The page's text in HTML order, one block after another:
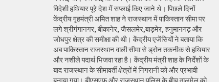
विदेशी हथियार पूरे देश में सप्लाई किए जाने थे। पिछले दिनों
केंद्रीय गृहमंत्री अमित शाह ने राजस्थान में पाकिस्तान सीमा पर
लगे श्रीगंगानगर, बीकानेर, जैसलमेर,बाड़मेर, हनुमानगढ़ और
जोधपुर क्षेत्र की समीक्षा की थी। केंद्रीय एजेंसियों ने बताया कि
अब पाकिस्तान राजस्थान वाली सीमा से ड्रोन तकनीक से हथियार
और नशीले पदार्थ भिजवा रहा है। केंद्रीय मंत्री शाह के निर्देशों के
बाद राजस्थान के सीमावर्ती क्षेत्रों में निगरानी को और प्रभावी